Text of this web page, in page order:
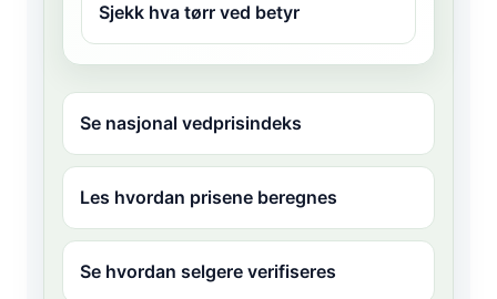
Sjekk hva tørr ved betyr
Se nasjonal vedprisindeks
Les hvordan prisene beregnes
Se hvordan selgere verifiseres